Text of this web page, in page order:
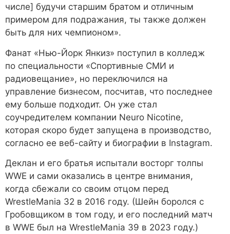
числе] будучи старшим братом и отличным
примером для подражания, ты также должен
быть для них чемпионом».
Фанат «Нью-Йорк Янкиз» поступил в колледж
по специальности «Спортивные СМИ и
радиовещание», но переключился на
управление бизнесом, посчитав, что последнее
ему больше подходит. Он уже стал
соучредителем компании Neuro Nicotine,
которая скоро будет запущена в производство,
согласно ее веб-сайту и биографии в Instagram.
Деклан и его братья испытали восторг толпы
WWE и сами оказались в центре внимания,
когда сбежали со своим отцом перед
WrestleMania 32 в 2016 году. (Шейн боролся с
Гробовщиком в том году, и его последний матч
в WWE был на WrestleMania 39 в 2023 году.)